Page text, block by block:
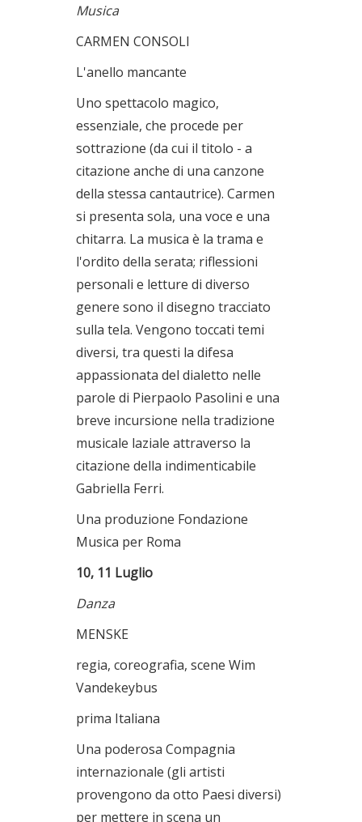
Musica
CARMEN CONSOLI
L'anello mancante
Uno spettacolo magico,
essenziale, che procede per
sottrazione (da cui il titolo - a
citazione anche di una canzone
della stessa cantautrice). Carmen
si presenta sola, una voce e una
chitarra. La musica è la trama e
l'ordito della serata; riflessioni
personali e letture di diverso
genere sono il disegno tracciato
sulla tela. Vengono toccati temi
diversi, tra questi la difesa
appassionata del dialetto nelle
parole di Pierpaolo Pasolini e una
breve incursione nella tradizione
musicale laziale attraverso la
citazione della indimenticabile
Gabriella Ferri.
Una produzione Fondazione
Musica per Roma
10, 11 Luglio
Danza
MENSKE
regia, coreografia, scene Wim
Vandekeybus
prima Italiana
Una poderosa Compagnia
internazionale (gli artisti
provengono da otto Paesi diversi)
per mettere in scena un